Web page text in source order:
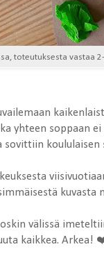
toteutuksesta vastaa
yhteen soppaan
koululaisen
kuvasta
välissä
kaikkea.